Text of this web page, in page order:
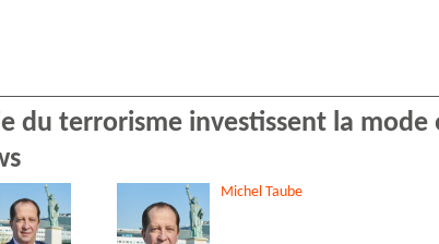
du terrorisme investissent la mode
Michel Taube